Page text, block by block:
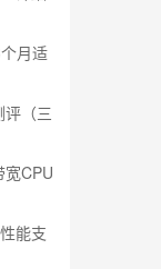
月适
（三
CPU
能支